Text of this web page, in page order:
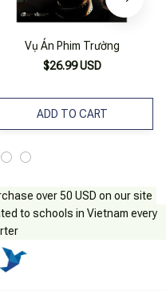
Vụ Án Phim Trường
$26.99 USD
ADD TO CART
over 50 USD on our site
to schools in Vietnam every